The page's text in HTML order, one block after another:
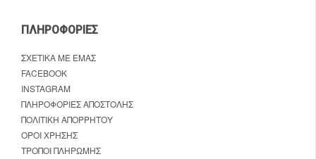
ΠΛΗΡΟΦΟΡΊΕΣ
ΣΧΕΤΙΚΆ ΜΕ ΕΜΆΣ
FACEBOOK
INSTAGRAM
ΠΛΗΡΟΦΟΡΊΕΣ ΑΠΟΣΤΟΛΉΣ
ΠΟΛΙΤΙΚΉ ΑΠΟΡΡΉΤΟΥ
ΌΡΟΙ ΧΡΉΣΗΣ
ΤΡΌΠΟΙ ΠΛΗΡΩΜΉΣ